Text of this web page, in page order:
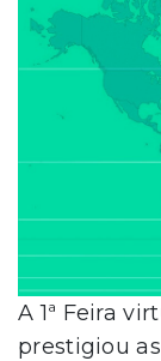
A 1ª Feira
prestigiou